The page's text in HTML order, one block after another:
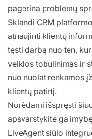
pagerina problemų
Sklandi CRM
atnaujinti klientų
tęsti darbą nuo ten,
veiklos tobulinimas ir
nuo nuolat renkamos
klientų patirtį.
Norėdami išspręsti
apsvarstykite
LiveAgent siūlo